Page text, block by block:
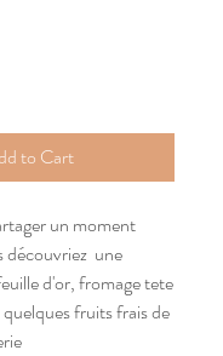
to Cart
un moment
découvriez une
d'or, fromage tete
fruits frais de